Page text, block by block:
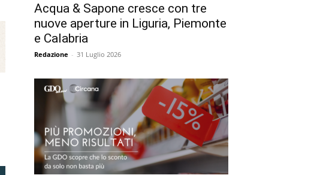
Acqua & Sapone cresce con tre
nuove aperture in Liguria, Piemonte
e Calabria
Redazione - 31 Luglio 2026